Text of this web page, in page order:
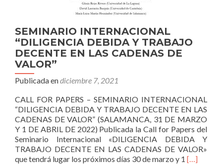
SEMINARIO INTERNACIONAL
“DILIGENCIA DEBIDA Y TRABAJO
DECENTE EN LAS CADENAS DE
VALOR”
Publicada endiciembre 7, 2021
CALL FOR PAPERS – SEMINARIO INTERNACIONAL
“DILIGENCIA DEBIDA Y TRABAJO DECENTE EN LAS
CADENAS DE VALOR” (SALAMANCA, 31 DE MARZO
Y 1 DE ABRIL DE 2022) Publicada la Call for Papers del
Seminario Internacional «DILIGENCIA DEBIDA Y
TRABAJO DECENTE EN LAS CADENAS DE VALOR»
que tendrá lugar los próximos días 30 de marzo y 1 Leer
[…]